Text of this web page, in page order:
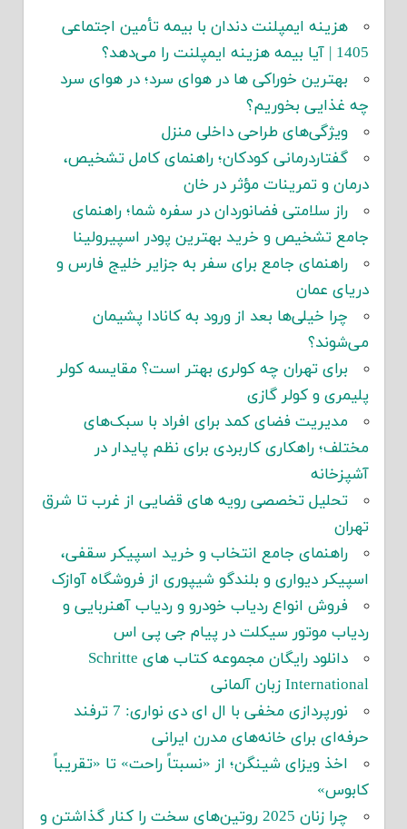
هزینه ایمپلنت دندان با بیمه تأمین اجتماعی
1405 | آیا بیمه هزینه ایمپلنت را می‌دهد؟
بهترین خوراکی ها در هوای سرد؛ در هوای سرد
چه غذایی بخوریم؟
ویژگی‌های طراحی داخلی منزل
گفتاردرمانی کودکان؛ راهنمای کامل تشخیص،
درمان و تمرینات مؤثر در خان
راز سلامتی فضانوردان در سفره شما؛ راهنمای
جامع تشخیص و خرید بهترین پودر اسپیرولینا
راهنمای جامع برای سفر به جزایر خلیج فارس و
دریای عمان
چرا خیلی‌ها بعد از ورود به کانادا پشیمان
می‌شوند؟
برای تهران چه کولری بهتر است؟ مقایسه کولر
پلیمری و کولر گازی
مدیریت فضای کمد برای افراد با سبک‌های
مختلف؛ راهکاری کاربردی برای نظم پایدار در
آشپزخانه
تحلیل تخصصی رویه های قضایی از غرب تا شرق
تهران
راهنمای جامع انتخاب و خرید اسپیکر سقفی،
اسپیکر دیواری و بلندگو شیپوری از فروشگاه آوازک
فروش انواع ردیاب خودرو و ردیاب آهنربایی و
ردیاب موتور سیکلت در پیام جی پی اس
دانلود رایگان مجموعه کتاب های Schritte
International زبان آلمانی
نورپردازی مخفی با ال ای دی نواری: 7 ترفند
حرفه‌ای برای خانه‌های مدرن ایرانی
اخذ ویزای شینگن؛ از «نسبتاً راحت» تا «تقریباً
کابوس»
چرا زنان 2025 روتین‌های سخت را کنار گذاشتن و